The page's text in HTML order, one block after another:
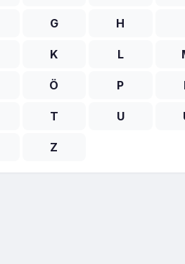
G H
K L
Ö P
T U
Z